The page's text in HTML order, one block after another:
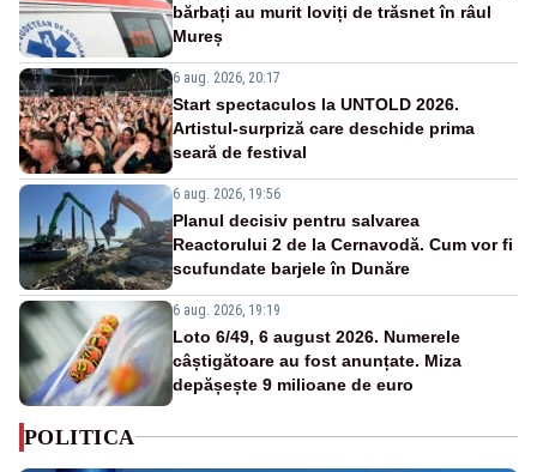
bărbați au murit loviți de trăsnet în râul
Mureș
6 aug. 2026, 20:17
Start spectaculos la UNTOLD 2026.
Artistul-surpriză care deschide prima
seară de festival
6 aug. 2026, 19:56
Planul decisiv pentru salvarea
Reactorului 2 de la Cernavodă. Cum vor fi
scufundate barjele în Dunăre
6 aug. 2026, 19:19
Loto 6/49, 6 august 2026. Numerele
câștigătoare au fost anunțate. Miza
depășește 9 milioane de euro
POLITICA